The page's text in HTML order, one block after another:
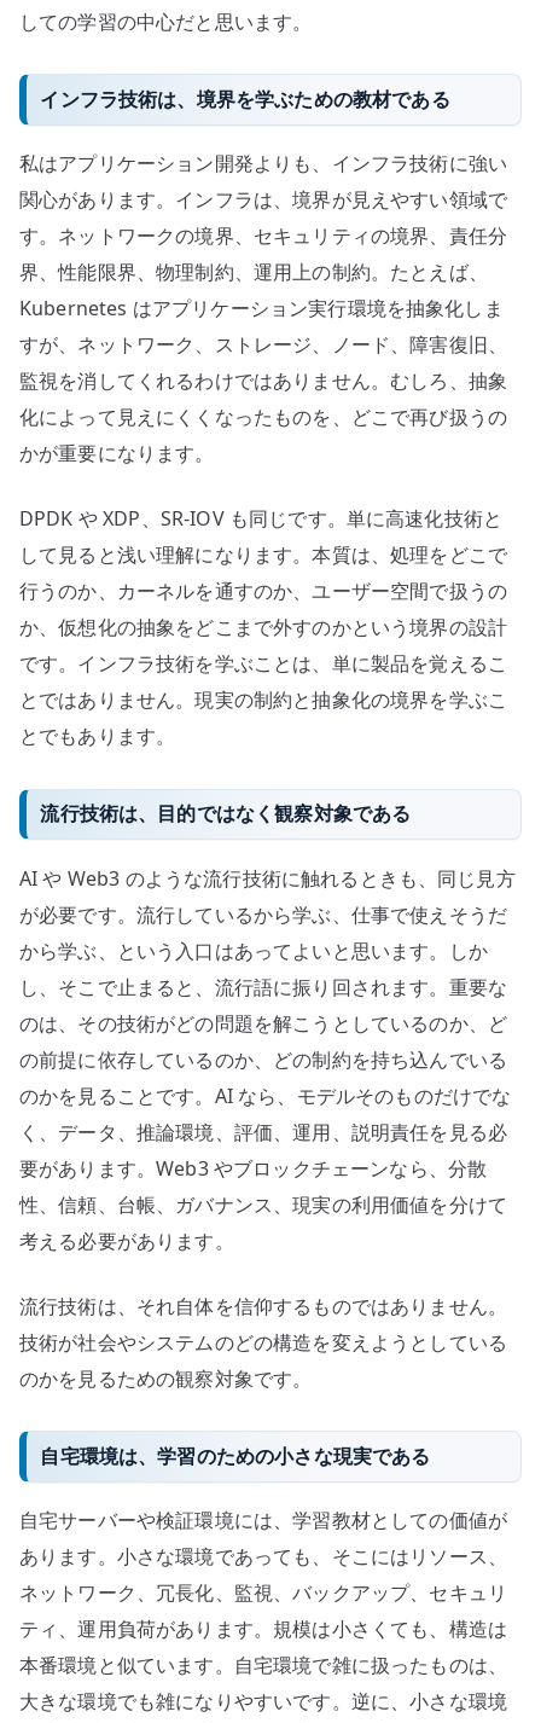
しての学習の中心だと思います。
インフラ技術は、境界を学ぶための教材である
私はアプリケーション開発よりも、インフラ技術に強い
関心があります。インフラは、境界が見えやすい領域で
す。ネットワークの境界、セキュリティの境界、責任分
界、性能限界、物理制約、運用上の制約。たとえば、
Kubernetes はアプリケーション実行環境を抽象化しま
すが、ネットワーク、ストレージ、ノード、障害復旧、
監視を消してくれるわけではありません。むしろ、抽象
化によって見えにくくなったものを、どこで再び扱うの
かが重要になります。
DPDK や XDP、SR-IOV も同じです。単に高速化技術と
して見ると浅い理解になります。本質は、処理をどこで
行うのか、カーネルを通すのか、ユーザー空間で扱うの
か、仮想化の抽象をどこまで外すのかという境界の設計
です。インフラ技術を学ぶことは、単に製品を覚えるこ
とではありません。現実の制約と抽象化の境界を学ぶこ
とでもあります。
流行技術は、目的ではなく観察対象である
AI や Web3 のような流行技術に触れるときも、同じ見方
が必要です。流行しているから学ぶ、仕事で使えそうだ
から学ぶ、という入口はあってよいと思います。しか
し、そこで止まると、流行語に振り回されます。重要な
のは、その技術がどの問題を解こうとしているのか、ど
の前提に依存しているのか、どの制約を持ち込んでいる
のかを見ることです。AI なら、モデルそのものだけでな
く、データ、推論環境、評価、運用、説明責任を見る必
要があります。Web3 やブロックチェーンなら、分散
性、信頼、台帳、ガバナンス、現実の利用価値を分けて
考える必要があります。
流行技術は、それ自体を信仰するものではありません。
技術が社会やシステムのどの構造を変えようとしている
のかを見るための観察対象です。
自宅環境は、学習のための小さな現実である
自宅サーバーや検証環境には、学習教材としての価値が
あります。小さな環境であっても、そこにはリソース、
ネットワーク、冗長化、監視、バックアップ、セキュリ
ティ、運用負荷があります。規模は小さくても、構造は
本番環境と似ています。自宅環境で雑に扱ったものは、
大きな環境でも雑になりやすいです。逆に、小さな環境